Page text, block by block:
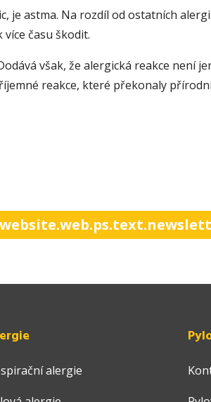
je astma. Na rozdíl od ostatních
času škodit.
však, že alergická reakce není
reakce, které překonaly
alergie